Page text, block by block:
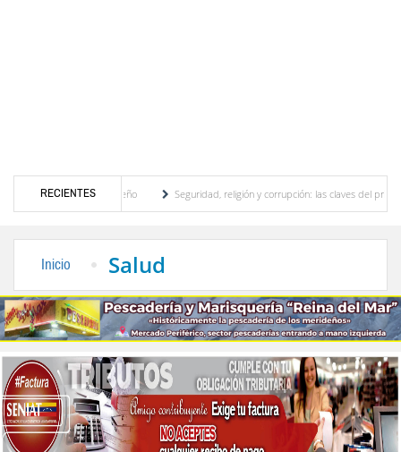
RECIENTES
turístico merideño
Seguridad, religión y corrupción: las claves del primer
Inicio Salud